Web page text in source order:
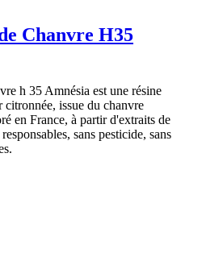
Chanvre H35
h 35 Amnésia est une résine
citronnée, issue du chanvre
en France, à partir d'extraits de
sans pesticide, sans